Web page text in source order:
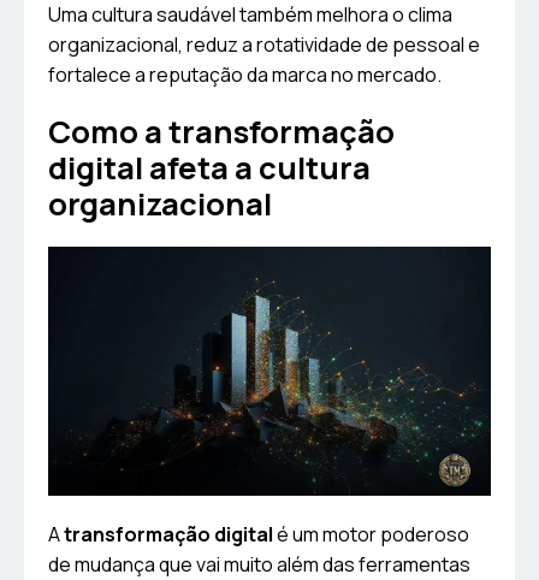
Uma cultura saudável também melhora o clima
organizacional, reduz a rotatividade de pessoal e
fortalece a reputação da marca no mercado.
Como a transformação
digital afeta a cultura
organizacional
Atransformação digitalé um motor poderoso
de mudança que vai muito além das ferramentas